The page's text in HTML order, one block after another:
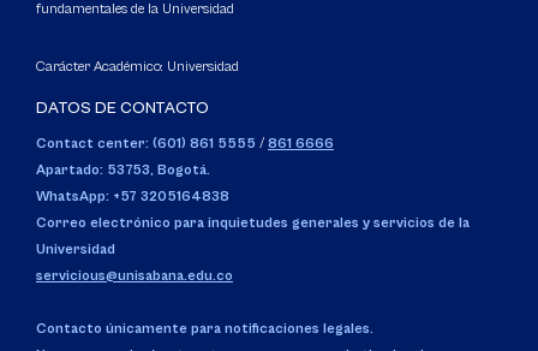
fundamentales de la Universidad
Carácter Académico: Universidad
DATOS DE CONTACTO
Contact center: (601) 861 5555 / 861 6666
Apartado: 53753, Bogotá.
WhatsApp: +57 3205164838
Correo electrónico para inquietudes generales y servicios de la
Universidad
servicious@unisabana.edu.co
Contacto únicamente para notificaciones legales.